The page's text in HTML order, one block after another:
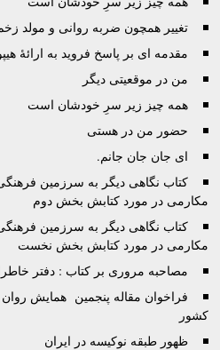
تغییر همچون ضربه روانی و مولد
مقدمه ای بر پاسخ فروید به ارائۀ
من در موقعیتی دیگر
همه چیز زیر سرِ خودشان است
حضور من در هستی
اى جان جان جانم.
کتاب نگاهی دیگر به سرزمین
مکارمی در مورد کتابش بخش دوم
کتاب نگاهی دیگر به سرزمین
مکارمی در مورد کتابش بخش نخست
مصاحبه مروری بر کتاب : دفتر
فراخوان مقاله پنجمین همایش روان
کشور
ظهور طبقه نوکیسه در ایران